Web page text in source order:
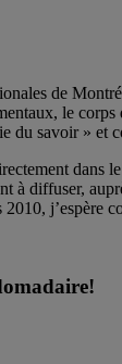
de
le
du savoir »
dans
à diffuser,
j’espère